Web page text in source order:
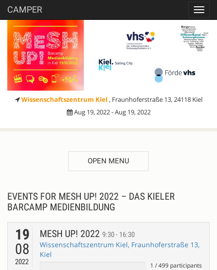
CAMPER
Wissenschaftszentrum Kiel , Fraunhoferstraße 13, 24118 Kiel
Aug 19, 2022 - Aug 19, 2022
OPEN MENU
EVENTS FOR MESH UP! 2022 – DAS KIELER
BARCAMP MEDIENBILDUNG
19
08
2022
MESH UP! 2022 9:30 - 16:30
Wissenschaftszentrum Kiel, Fraunhoferstraße 13,
Kiel
1 /499 participants